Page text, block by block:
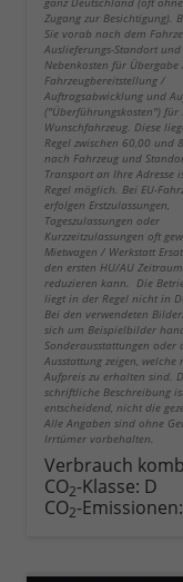
Zugang zur Besichtigung).
Sie vorab nach dem
Auslieferungs-Standort
Nebenkosten für Übergabe
Fahrzeugbereitstellung /
Auftragsabwicklung und
("Überführungskosten") für
Wunschfahrzeug. Diese
Regel zwischen 60,00 und
nach Fahrzeug und
Transport an Ihre Adresse
Regel möglich. Bei EU-
erfolgen Erstzulassungen,
Tageszulassungen oder
Kurzzeitzulassungen oft
Mietwagen / Werkstatt
den ersten HU/AU
reduzieren kann. Die
liegt in der Regel nicht in
Bei den verwendeten
sich um Beispielbilder
Sonderausstattungen oder
Ausstattung zeigen, welche
Aufpreis zu erhalten sind.
schriftliche Beschreibung
entscheidend, nicht die
Alle Angaben sind ohne
Irrtümer vorbehalten.
Verbrauch
CO2-Klasse: D
CO2-Emissionen: